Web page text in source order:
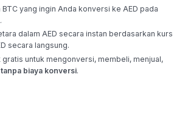
yang ingin Anda konversi ke AED pada
dalam AED secara instan berdasarkan kurs
secara langsung.
gratis untuk mengonversi, membeli, menjual,
tanpa biaya konversi.